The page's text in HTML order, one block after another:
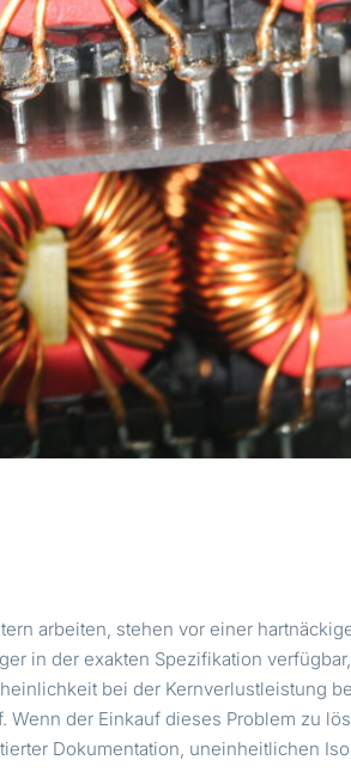
arbeiten, stehen vor einer
in der exakten Spezifikation
bei der Kernverlustleistung
der Einkauf dieses Problem zu
Dokumentation, uneinheitlichen